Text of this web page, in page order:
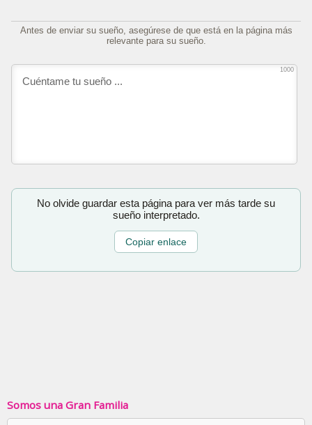
Antes de enviar su sueño, asegúrese de que está en la página más
relevante para su sueño.
1000
No olvide guardar esta página para ver más tarde su
sueño interpretado.
Copiar enlace
Somos una Gran Familia